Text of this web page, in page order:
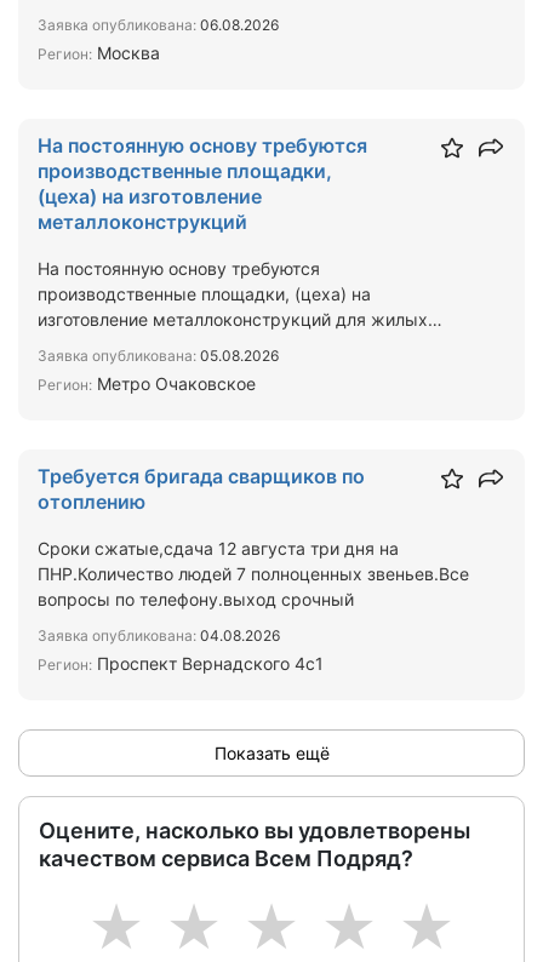
Заявка опубликована: 06.08.2026
Регион: Москва
На постоянную основу требуются
производственные площадки,
(цеха) на изготовление
металлоконструкций
На постоянную основу требуются
производственные площадки, (цеха) на
изготовление металлоконструкций для жилых
Заявка опубликована: 05.08.2026
Регион: Метро Очаковское
Требуется бригада сварщиков по
отоплению
Сроки сжатые,сдача 12 августа три дня на
ПНР.Количество людей 7 полноценных звеньев.Все
вопросы по телефону.выход срочный
Заявка опубликована: 04.08.2026
Регион: Проспект Вернадского 4с1
Показать ещё
Оцените, насколько вы удовлетворены
качеством сервиса Всем Подряд?
5
4
3
2
1